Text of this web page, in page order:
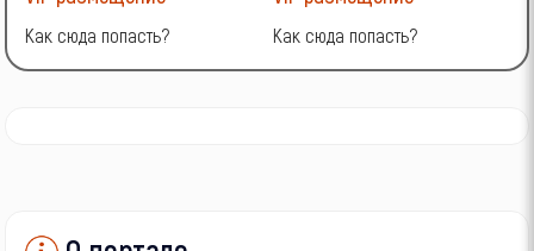
Как сюда попасть? Как сюда попасть?